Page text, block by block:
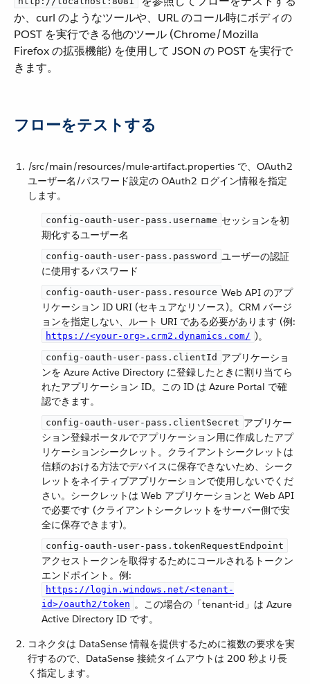
か、curl のようなツールや、URL のコール時にボディの
POST を実行できる他のツール (Chrome/Mozilla
Firefox の拡張機能) を使用して JSON の POST を実行で
きます。
フローをテストする
/src/main/resources/mule-artifact.properties で、OAuth2
ユーザー名/パスワード設定の OAuth2 ログイン情報を指定
します。
config-oauth-user-pass.username ​ セッションを初
期化するユーザー名
config-oauth-user-pass.password ​ ユーザーの認証
に使用するパスワード
config-oauth-user-pass.resource ​ Web API のアプ
リケーション ID URI (セキュアなリソース)。CRM バージ
ョンを指定しない、ルート URI である必要があります (例:
https://<your-org>.crm2.dynamics.com/ ​)。
config-oauth-user-pass.clientId ​ アプリケーショ
ンを Azure Active Directory に登録したときに割り当てら
れたアプリケーション ID。この ID は Azure Portal で確
認できます。
config-oauth-user-pass.clientSecret ​ アプリケー
ション登録ポータルでアプリケーション用に作成したアプ
リケーションシークレット。クライアントシークレットは
信頼のおける方法でデバイスに保存できないため、シーク
レットをネイティブアプリケーションで使用しないでくだ
さい。シークレットは Web アプリケーションと Web API
で必要です (クライアントシークレットをサーバー側で安
全に保存できます)。
config-oauth-user-pass.tokenRequestEndpoint
アクセストークンを取得するためにコールされるトークン
エンドポイント。例:
https://login.windows.net/<tenant-
id>/oauth2/token ​。この場合の「tenant-id」は Azure
Active Directory ID です。
コネクタは DataSense 情報を提供するために複数の要求を実
行するので、DataSense 接続タイムアウトは 200 秒より長
く指定します。